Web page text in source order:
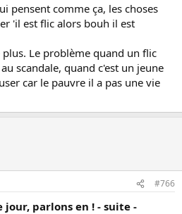
pensent comme ça, les choses
'il est flic alors bouh il est
Le problème quand un flic
scandale, quand c'est un jeune
car le pauvre il a pas une vie
#766
parlons en ! - suite -